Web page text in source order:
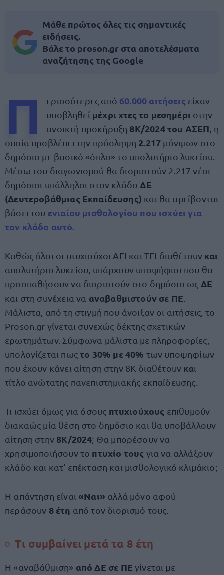
Μάθε πρώτος όλες τις σημαντικές
ειδήσεις.
Βάλε το proson.gr στα αποτελέσματα
αναζήτησης της Google
Π ερισσότερες από 60.000 αιτήσεις είχαν
υποβληθεί μέχρι χτες το μεσημέρι στην
ανοικτή προκήρυξη 8Κ/2024 του ΑΣΕΠ , η
οποία προβλέπει την πρόσληψη 2.217 μόνιμων στο
δημόσιο με βασικό «όπλο» το απολυτήριο λυκείου.
Μέσω του διαγωνισμού θα διοριστούν 2.217 νέοι
δημόσιοι υπάλληλοι στον κλάδο ΔΕ
(Δευτεροβάθμιας Εκπαίδευσης) και θα αμείβονται
βάσει του ενιαίου μισθολογίου που ισχύει για
τον κλάδο αυτό.
Καθώς όλοι οι πτυχιούχοι ΑΕΙ και ΤΕΙ διαθέτουν και
απολυτήριο λυκείου, υπάρχουν υποψήφιοι που θα
προσπαθήσουν να διοριστούν στο δημόσιο ως ΔΕ
και στη συνέχεια να αναβαθμιστούν σε ΠΕ
Μάλιστα, από τη στιγμή που άνοιξαν οι αιτήσεις, το
Proson.gr γίνεται συνεχώς δέκτης σχετικών
ερωτημάτων. Σύμφωνα μάλιστα με πληροφορίες,
υπολογίζεται πωςτο 30% με 40% των υποψηφίων
που έχουν κάνει αίτηση στην 8Κ διαθέτουν και
τίτλο ανώτατης πανεπιστημιακής εκπαίδευσης.
Τι ισχύει όμως για όσους πτυχιούχους επιθυμούν
διακαώς μία θέση στο δημόσιο και θα υποβάλλουν
αίτηση στην 8Κ/2024; Θα μπορέσουν να
χρησιμοποιήσουν το πτυχίο τους για να αλλάξουν
κλάδο και κατ' επέκταση και μισθολογικό κλιμάκιο;
Η απάντηση είναι«Ναι» αλλά μόνο αφού
περάσουν 8 έτη από τον διορισμό τους.
Τι συμβαίνει μετά τα 8 έτη
Η «αναβάθμιση» από ΔΕ σε ΠΕ γίνεται με